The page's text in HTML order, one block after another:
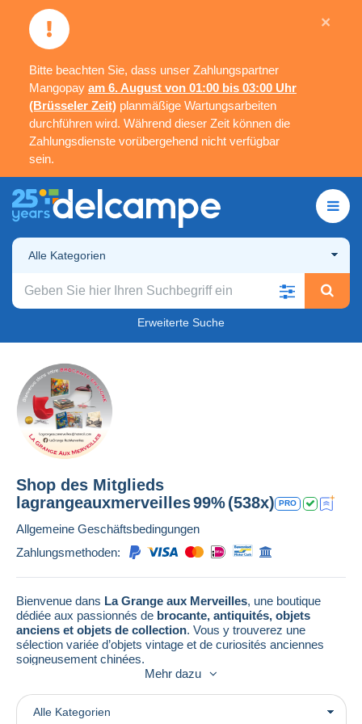
Bitte beachten Sie, dass unser Zahlungspartner
Mangopay am 6. August von 01:00 bis 03:00 Uhr
(Brüsseler Zeit) planmäßige Wartungsarbeiten
durchführen wird. Während dieser Zeit können die
Zahlungsdienste vorübergehend nicht verfügbar
sein.
×
Alle Kategorien
Erweiterte Suche
Shop des Mitglieds
lagrangeauxmerveilles99%(538x) PRO
Allgemeine Geschäftsbedingungen
Zahlungsmethoden:
Bienvenue dans La Grange aux Merveilles, une boutique
dédiée aux passionnés de brocante, antiquités, objets
anciens et objets de collection. Vous y trouverez une
sélection variée d’objets vintage et de curiosités anciennes
soigneusement chinées.
La boutique propose régulièrement :
•
livres anciens, BD, magazines et imprimés vintage
Mehr dazu
Alle Kategorien